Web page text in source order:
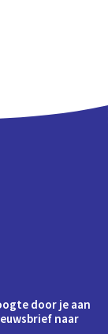
door je aan
naar